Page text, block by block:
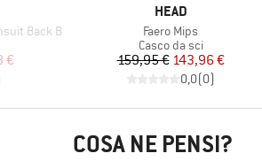
Back B
€
MARCHIO
HEAD
Articolo
Faero Mips
Gruppo di prodotti
Casco da sci
Prezzo
159,95 €Prezzo ridotto
143,96 €
0,0(0)
COSA NE PENSI?